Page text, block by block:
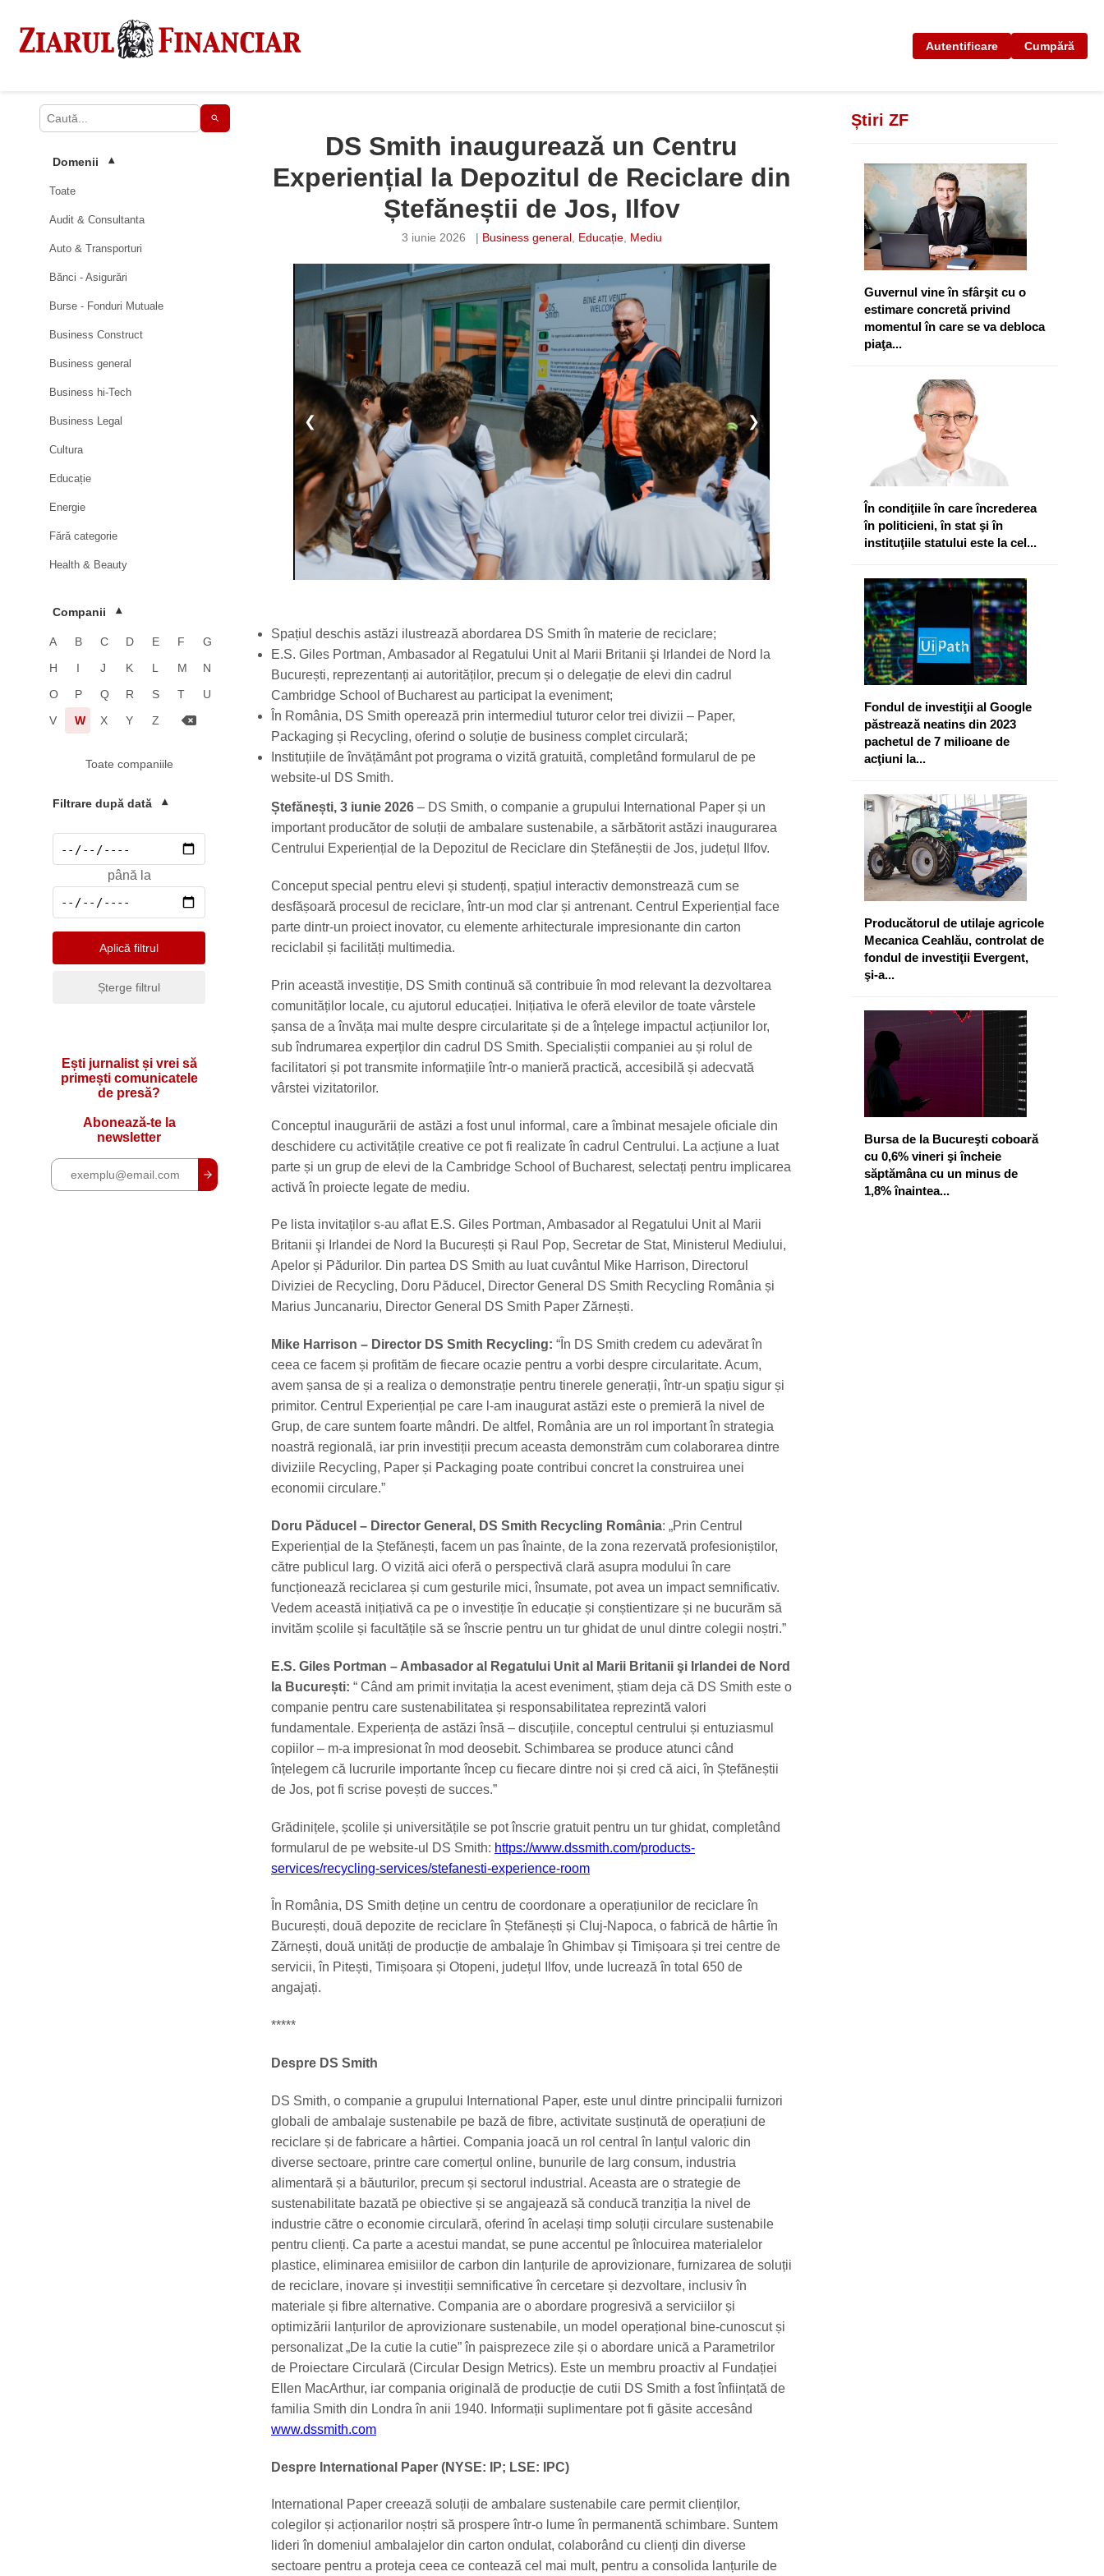
Autentificare Cumpără
Domenii ▾
Toate
Audit & Consultanta
Auto & Transporturi
Bănci - Asigurări
Burse - Fonduri Mutuale
Business Construct
Business general
Business hi-Tech
Business Legal
Cultura
Educație
Energie
Fără categorie
Health & Beauty
Imobiliare
Media & Advertising
Mediu
Pharma & Sănătate
Social
Telecomunicatii
Companii ▾
A B C D E F
G
H
I J K L M
N
O
P Q R S T
U
V
W X Y Z
Toate companiile
Filtrare după dată ▾
până la
Aplică filtrul
Șterge filtrul
Ești jurnalist și vrei să
primești comunicatele
de presă?
Abonează-te la
newsletter
DS Smith inaugurează un Centru
Experiențial la Depozitul de Reciclare din
Ștefăneștii de Jos, Ilfov
3 iunie 2026 | Business general, Educație, Mediu
❮ ❯
Spațiul deschis astăzi ilustrează abordarea DS Smith în materie de reciclare;
E.S. Giles Portman, Ambasador al Regatului Unit al Marii Britanii şi Irlandei de Nord la
București, reprezentanți ai autorităților, precum și o delegație de elevi din cadrul
Cambridge School of Bucharest au participat la eveniment;
În România, DS Smith operează prin intermediul tuturor celor trei divizii – Paper,
Packaging și Recycling, oferind o soluție de business complet circulară;
Instituțiile de învățământ pot programa o vizită gratuită, completând formularul de pe
website-ul DS Smith.
Ștefănești, 3 iunie 2026 – DS Smith, o companie a grupului International Paper și un
important producător de soluții de ambalare sustenabile, a sărbătorit astăzi inaugurarea
Centrului Experiențial de la Depozitul de Reciclare din Ștefăneștii de Jos, județul Ilfov.
Conceput special pentru elevi și studenți, spațiul interactiv demonstrează cum se
desfășoară procesul de reciclare, într-un mod clar și antrenant. Centrul Experiențial face
parte dintr-un proiect inovator, cu elemente arhitecturale impresionante din carton
reciclabil și facilități multimedia.
Prin această investiție, DS Smith continuă să contribuie în mod relevant la dezvoltarea
comunităților locale, cu ajutorul educației. Inițiativa le oferă elevilor de toate vârstele
șansa de a învăța mai multe despre circularitate și de a înțelege impactul acțiunilor lor,
sub îndrumarea experților din cadrul DS Smith. Specialiștii companiei au și rolul de
facilitatori și pot transmite informațiile într-o manieră practică, accesibilă și adecvată
vârstei vizitatorilor.
Conceptul inaugurării de astăzi a fost unul informal, care a îmbinat mesajele oficiale din
deschidere cu activitățile creative ce pot fi realizate în cadrul Centrului. La acțiune a luat
parte și un grup de elevi de la Cambridge School of Bucharest, selectați pentru implicarea
activă în proiecte legate de mediu.
Pe lista invitaților s-au aflat E.S. Giles Portman, Ambasador al Regatului Unit al Marii
Britanii şi Irlandei de Nord la București și Raul Pop, Secretar de Stat, Ministerul Mediului,
Apelor și Pădurilor. Din partea DS Smith au luat cuvântul Mike Harrison, Directorul
Diviziei de Recycling, Doru Păducel, Director General DS Smith Recycling România și
Marius Juncanariu, Director General DS Smith Paper Zărnești.
Mike Harrison – Director DS Smith Recycling: “În DS Smith credem cu adevărat în
ceea ce facem și profităm de fiecare ocazie pentru a vorbi despre circularitate. Acum,
avem șansa de și a realiza o demonstrație pentru tinerele generații, într-un spațiu sigur și
primitor. Centrul Experiențial pe care l-am inaugurat astăzi este o premieră la nivel de
Grup, de care suntem foarte mândri. De altfel, România are un rol important în strategia
noastră regională, iar prin investiții precum aceasta demonstrăm cum colaborarea dintre
diviziile Recycling, Paper și Packaging poate contribui concret la construirea unei
economii circulare.”
Doru Păducel – Director General, DS Smith Recycling România: „Prin Centrul
Experiențial de la Ștefănești, facem un pas înainte, de la zona rezervată profesioniștilor,
către publicul larg. O vizită aici oferă o perspectivă clară asupra modului în care
funcționează reciclarea și cum gesturile mici, însumate, pot avea un impact semnificativ.
Vedem această inițiativă ca pe o investiție în educație și conștientizare și ne bucurăm să
invităm școlile și facultățile să se înscrie pentru un tur ghidat de unul dintre colegii noștri.”
E.S. Giles Portman – Ambasador al Regatului Unit al Marii Britanii şi Irlandei de Nord
la București: “ Când am primit invitația la acest eveniment, știam deja că DS Smith este o
companie pentru care sustenabilitatea și responsabilitatea reprezintă valori
fundamentale. Experiența de astăzi însă – discuțiile, conceptul centrului și entuziasmul
copiilor – m-a impresionat în mod deosebit. Schimbarea se produce atunci când
înțelegem că lucrurile importante încep cu fiecare dintre noi și cred că aici, în Ștefăneștii
de Jos, pot fi scrise povești de succes.”
Grădinițele, școlile și universitățile se pot înscrie gratuit pentru un tur ghidat, completând
formularul de pe website-ul DS Smith: https://www.dssmith.com/products-
services/recycling-services/stefanesti-experience-room
În România, DS Smith deține un centru de coordonare a operațiunilor de reciclare în
București, două depozite de reciclare în Ștefănești și Cluj-Napoca, o fabrică de hârtie în
Zărnești, două unități de producție de ambalaje în Ghimbav și Timișoara și trei centre de
servicii, în Pitești, Timișoara și Otopeni, județul Ilfov, unde lucrează în total 650 de
angajați.
*****
Despre DS Smith
DS Smith, o companie a grupului International Paper, este unul dintre principalii furnizori
globali de ambalaje sustenabile pe bază de fibre, activitate susținută de operațiuni de
reciclare și de fabricare a hârtiei. Compania joacă un rol central în lanțul valoric din
diverse sectoare, printre care comerțul online, bunurile de larg consum, industria
alimentară și a băuturilor, precum și sectorul industrial. Aceasta are o strategie de
sustenabilitate bazată pe obiective și se angajează să conducă tranziția la nivel de
industrie către o economie circulară, oferind în același timp soluții circulare sustenabile
pentru clienți. Ca parte a acestui mandat, se pune accentul pe înlocuirea materialelor
plastice, eliminarea emisiilor de carbon din lanțurile de aprovizionare, furnizarea de soluții
de reciclare, inovare și investiții semnificative în cercetare și dezvoltare, inclusiv în
materiale și fibre alternative. Compania are o abordare progresivă a serviciilor și
optimizării lanțurilor de aprovizionare sustenabile, un model operațional bine-cunoscut și
personalizat „De la cutie la cutie” în paisprezece zile și o abordare unică a Parametrilor
de Proiectare Circulară (Circular Design Metrics). Este un membru proactiv al Fundației
Ellen MacArthur, iar compania originală de producție de cutii DS Smith a fost înființată de
familia Smith din Londra în anii 1940. Informații suplimentare pot fi găsite accesând
www.dssmith.com
Despre International Paper (NYSE: IP; LSE: IPC)
International Paper creează soluții de ambalare sustenabile care permit clienților,
colegilor și acționarilor noștri să prospere într-o lume în permanentă schimbare. Suntem
lideri în domeniul ambalajelor din carton ondulat, colaborând cu clienți din diverse
sectoare pentru a proteja ceea ce contează cel mai mult, pentru a consolida lanțurile de
Știri ZF
Guvernul vine în sfârşit cu o
estimare concretă privind
momentul în care se va debloca
piaţa...
În condiţiile în care încrederea
în politicieni, în stat şi în
instituţiile statului este la cel...
Fondul de investiţii al Google
păstrează neatins din 2023
pachetul de 7 milioane de
acţiuni la...
Producătorul de utilaje agricole
Mecanica Ceahlău, controlat de
fondul de investiţii Evergent,
şi-a...
Bursa de la Bucureşti coboară
cu 0,6% vineri şi încheie
săptămâna cu un minus de
1,8% înaintea...